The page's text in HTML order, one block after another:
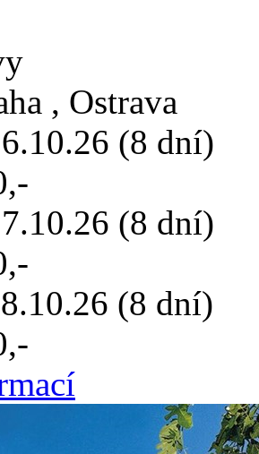
, Ostrava
(8 dní)
(8 dní)
(8 dní)